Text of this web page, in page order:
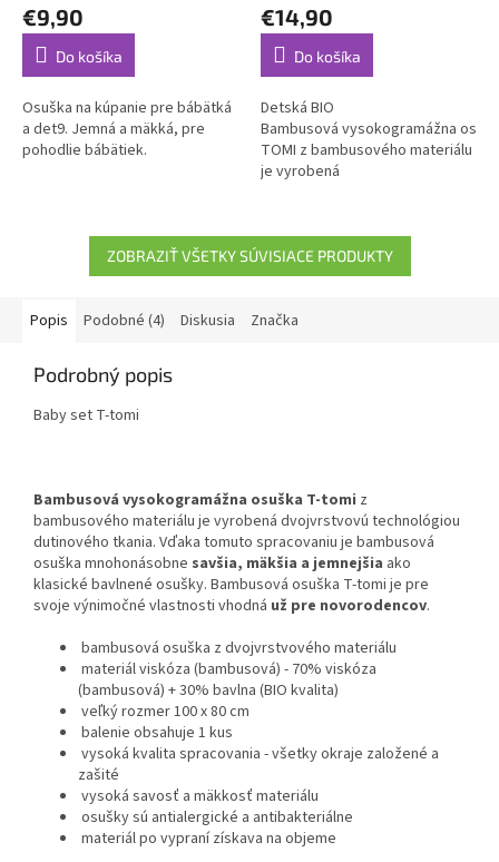
€9,90
Do košíka
Osuška na kúpanie pre bábätká
a det9. Jemná a mäkká, pre
pohodlie bábätiek.
€14,90
Do košíka
Detská BIO
Bambusová vysokogramážna
TOMI z bambusového materiálu
je vyrobená
tomuto spracovaniu je
bambusová osuška...
ZOBRAZIŤ VŠETKY SÚVISIACE PRODUKTY
Popis Podobné (4) Diskusia Značka
Podrobný popis
Baby set T-tomi
Bambusová vysokogramážna osuška T-tomi z
bambusového materiálu je vyrobená dvojvrstvovú technológiou
dutinového tkania. Vďaka tomuto spracovaniu je bambusová
osuška mnohonásobne savšia, mäkšia a jemnejšia ako
klasické bavlnené osušky. Bambusová osuška T-tomi je pre
svoje výnimočné vlastnosti vhodná už pre novorodencov.
bambusová osuška z dvojvrstvového materiálu
materiál viskóza (bambusová) - 70% viskóza
(bambusová) + 30% bavlna (BIO kvalita)
veľký rozmer 100 x 80 cm
balenie obsahuje 1 kus
vysoká kvalita spracovania - všetky okraje založené a
zašité
vysoká savosť a mäkkosť materiálu
osušky sú antialergické a antibakteriálne
materiál po vypraní získava na objeme